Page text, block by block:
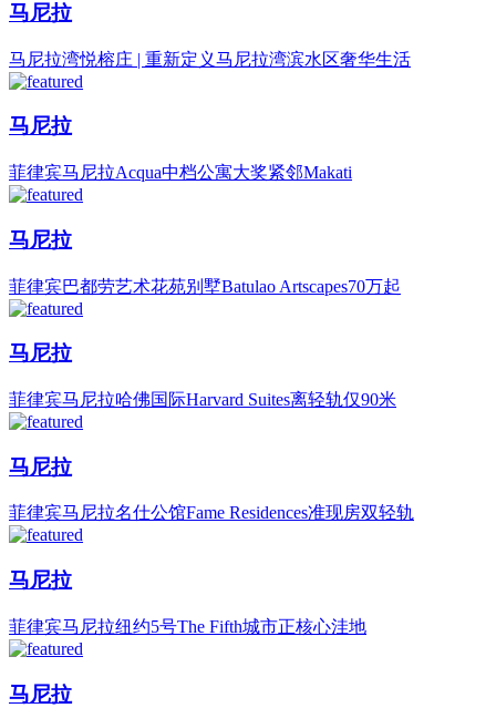
马尼拉
马尼拉湾悦榕庄 | 重新定义马尼拉湾滨水区奢华生活
马尼拉
菲律宾马尼拉Acqua中档公寓大奖紧邻Makati
马尼拉
菲律宾巴都劳艺术花苑别墅Batulao Artscapes70万起
马尼拉
菲律宾马尼拉哈佛国际Harvard Suites离轻轨仅90米
马尼拉
菲律宾马尼拉名仕公馆Fame Residences准现房双轻轨
马尼拉
菲律宾马尼拉纽约5号The Fifth城市正核心洼地
马尼拉